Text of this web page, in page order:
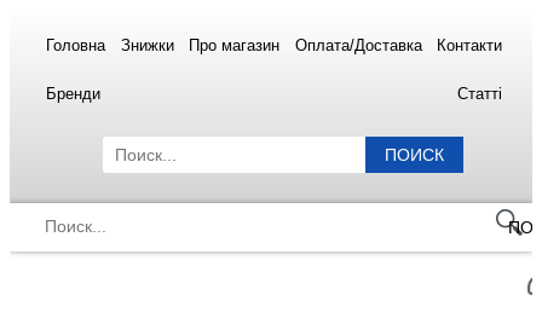
Головна Знижки Про магазин Оплата/Доставка Контакти
Бренди Статті
ПОИСК